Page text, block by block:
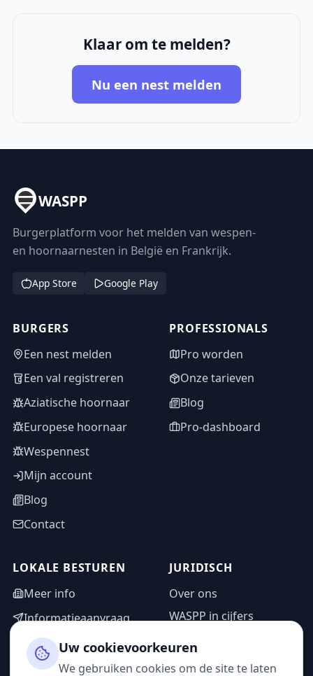
Klaar om te melden?
Nu een nest melden
WASPP
Burgerplatform voor het melden van wespen-
en hoornaarnesten in België en Frankrijk.
App Store Google Play
BURGERS
Een nest melden
Een val registreren
Aziatische hoornaar
Europese hoornaar
Wespennest
Mijn account
Blog
Contact
PROFESSIONALS
Pro worden
Onze tarieven
Blog
Pro-dashboard
LOKALE BESTUREN
Meer info
Informatieaanvraag
Adminzone
JURIDISCH
Over ons
WASPP in cijfers
Privacybeleid
Uw cookievoorkeuren
We gebruiken cookies om de site te laten